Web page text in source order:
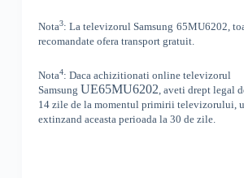
Nota3: La televizorul Samsung 65MU6202,
recomandate ofera transport gratuit.
Nota4: Daca achizitionati online televizorul
Samsung UE65MU6202,aveti drept legal
14 zile de la momentul primirii televizorului,
extinzand aceasta perioada la 30 de zile.